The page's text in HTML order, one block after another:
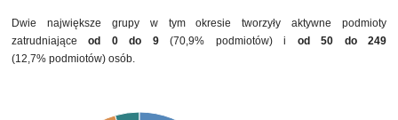
Dwie największe grupy w tym okresie tworzyły aktywne podmioty
zatrudniająceod 0 do 9(70,9% podmiotów) i od 50 do 249
(12,7% podmiotów) osób.